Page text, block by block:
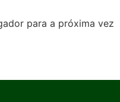
para a próxima vez